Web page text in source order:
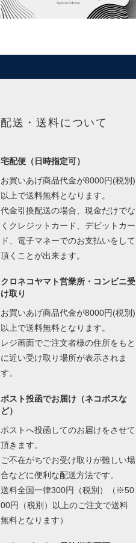
配送・送料について
宅配便（日時指定可）
お買いあげ商品代金が8000円(税別)
以上で送料無料となります。
代金引換配送の場合、現金だけでな
くクレジットカード、デビットカー
ド、電子マネーでのお支払いをして
頂くことが出来ます。
クロネコヤマト営業所・コンビニ受
け取り
お買いあげ商品代金が8000円(税別)
以上で送料無料となります。
レジ画面でご注文者様の住所をもと
に近い受け取り場所が表示されま
す。
ポスト投函でお届け（ネコポスな
ど）
ポストへ投函してのお届けをさせて
頂きます。
ご不在がちでお受け取りが難しい場
合などに便利な配送方法です。
送料全国一律300円（税別）（※50
00円（税別）以上のご注文で送料
無料となります）